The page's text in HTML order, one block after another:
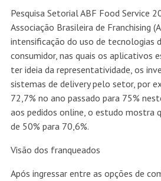
Pesquisa Setorial ABF Food Service
Associação Brasileira de Franchising
intensificação do uso de tecnologias
consumidor, nas quais os aplicativos
ter ideia da representatividade, os
sistemas de delivery pelo setor, por
72,7% no ano passado para 75%
aos pedidos online, o estudo mostra
de 50% para 70,6%.
Visão dos franqueados
Após ingressar entre as opções de